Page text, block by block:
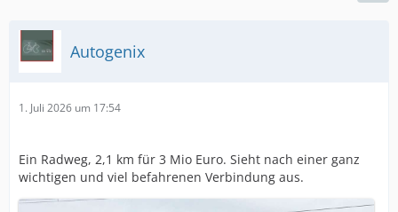
Autogenix
1. Juli 2026 um 17:54
Ein Radweg, 2,1 km für 3 Mio Euro. Sieht nach einer ganz
wichtigen und viel befahrenen Verbindung aus.